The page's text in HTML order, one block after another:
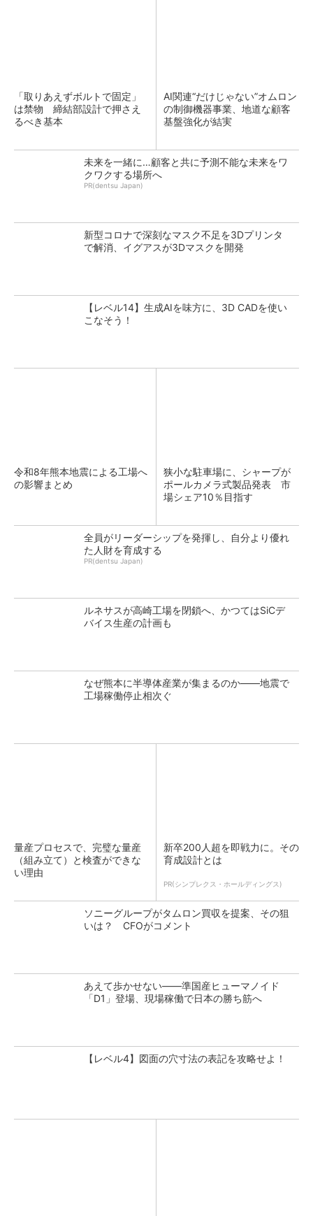
「取りあえずボルトで固定」
は禁物 締結部設計で押さえ
るべき基本
AI関連“だけじゃない”オムロン
の制御機器事業、地道な顧客
基盤強化が結実
未来を一緒に…顧客と共に予測不能な未来をワ
クワクする場所へ
PR(dentsu Japan)
新型コロナで深刻なマスク不足を3Dプリンタ
で解消、イグアスが3Dマスクを開発
【レベル14】生成AIを味方に、3D CADを使い
こなそう！
令和8年熊本地震による工場へ
の影響まとめ
狭小な駐車場に、シャープが
ポールカメラ式製品発表 市
場シェア10％目指す
全員がリーダーシップを発揮し、自分より優れ
た人財を育成する
PR(dentsu Japan)
ルネサスが高崎工場を閉鎖へ、かつてはSiCデ
バイス生産の計画も
なぜ熊本に半導体産業が集まるのか――地震で
工場稼働停止相次ぐ
量産プロセスで、完璧な量産
（組み立て）と検査ができな
い理由
新卒200人超を即戦力に。その
育成設計とは
PR(シンプレクス・ホールディングス)
ソニーグループがタムロン買収を提案、その狙
いは？ CFOがコメント
あえて歩かせない――準国産ヒューマノイド
「D1」登場、現場稼働で日本の勝ち筋へ
【レベル4】図面の穴寸法の表記を攻略せよ！